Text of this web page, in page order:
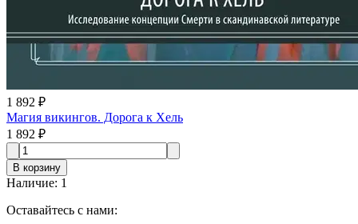
1 892 ₽
Магия викингов. Дорога к Хель
1 892 ₽
В корзину
Наличие: 1
Оставайтесь с нами: